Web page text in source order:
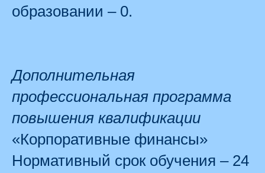
образовании – 0.
Дополнительная
профессиональная программа
повышения квалификации
«Корпоративные финансы»
Нормативный срок обучения – 24